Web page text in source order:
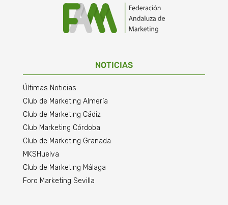
NOTICIAS
Últimas Noticias
Club de Marketing Almería
Club de Marketing Cádiz
Club Marketing Córdoba
Club de Marketing Granada
MKSHuelva
Club de Marketing Málaga
Foro Marketing Sevilla